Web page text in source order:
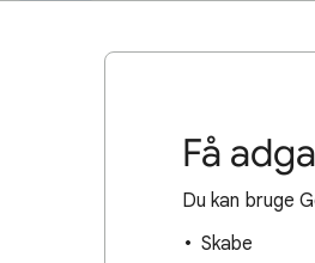
Få
Du kan bruge
Skabe